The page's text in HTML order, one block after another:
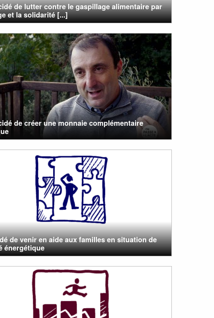
de lutter contre le gaspillage alimentaire par
et la solidarité [...]
de créer une monnaie complémentaire
de venir en aide aux familles en situation de
énergétique